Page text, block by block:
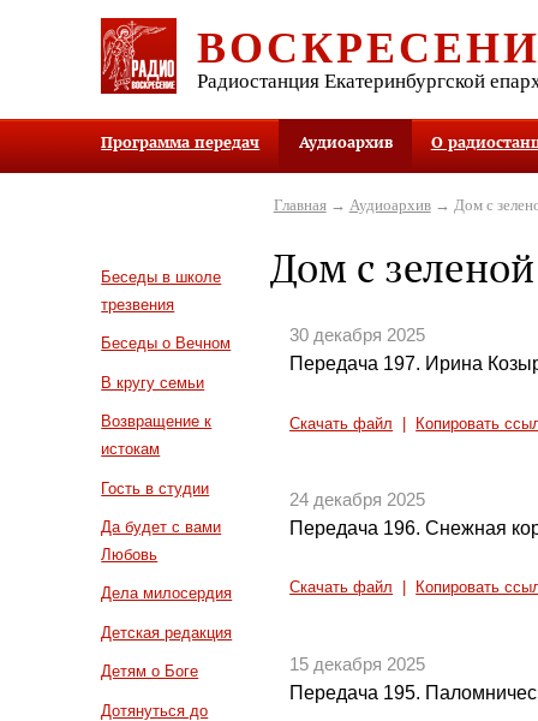
Радиостанция Екатеринбургской
Программа передач Аудиоархив О
Беседы в школе
трезвения
Беседы о Вечном
В кругу семьи
Возвращение к
истокам
Гость в студии
Да будет с вами
Любовь
Дела милосердия
Детская редакция
Детям о Боге
Дотянуться до
Главная→ Аудиоархив→ Дом с
Дом с
30 декабря 2025
Передача 197. Ирина
Скачать файл Копировать
24 декабря 2025
Передача 196. Снежная
Скачать файл Копировать
15 декабря 2025
Передача 195.